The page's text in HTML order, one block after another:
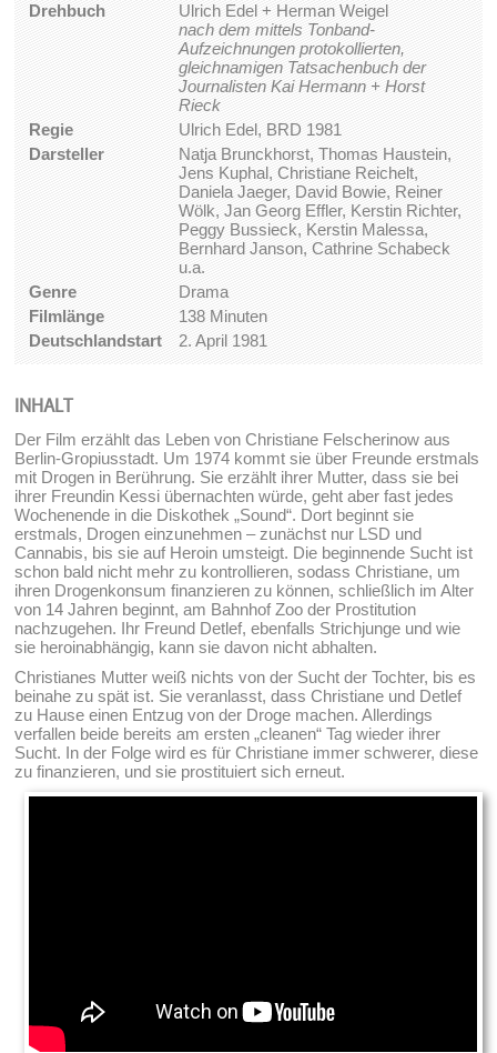
Drehbuch
Ulrich Edel + Herman Weigel
nach dem mittels Tonband-
Aufzeichnungen protokollierten,
gleichnamigen Tatsachenbuch der
Journalisten Kai Hermann + Horst
Rieck
Regie
Ulrich Edel, BRD 1981
Darsteller
Natja Brunckhorst, Thomas Haustein,
Jens Kuphal, Christiane Reichelt,
Daniela Jaeger, David Bowie, Reiner
Wölk, Jan Georg Effler, Kerstin Richter,
Peggy Bussieck, Kerstin Malessa,
Bernhard Janson, Cathrine Schabeck
u.a.
Genre
Drama
Filmlänge
138 Minuten
Deutschlandstart
2. April 1981
INHALT
Der Film erzählt das Leben von Christiane Felscherinow aus
Berlin-Gropiusstadt. Um 1974 kommt sie über Freunde erstmals
mit Drogen in Berührung. Sie erzählt ihrer Mutter, dass sie bei
ihrer Freundin Kessi übernachten würde, geht aber fast jedes
Wochenende in die Diskothek „Sound“. Dort beginnt sie
erstmals, Drogen einzunehmen – zunächst nur LSD und
Cannabis, bis sie auf Heroin umsteigt. Die beginnende Sucht ist
schon bald nicht mehr zu kontrollieren, sodass Christiane, um
ihren Drogenkonsum finanzieren zu können, schließlich im Alter
von 14 Jahren beginnt, am Bahnhof Zoo der Prostitution
nachzugehen. Ihr Freund Detlef, ebenfalls Strichjunge und wie
sie heroinabhängig, kann sie davon nicht abhalten.
Christianes Mutter weiß nichts von der Sucht der Tochter, bis es
beinahe zu spät ist. Sie veranlasst, dass Christiane und Detlef
zu Hause einen Entzug von der Droge machen. Allerdings
verfallen beide bereits am ersten „cleanen“ Tag wieder ihrer
Sucht. In der Folge wird es für Christiane immer schwerer, diese
zu finanzieren, und sie prostituiert sich erneut.